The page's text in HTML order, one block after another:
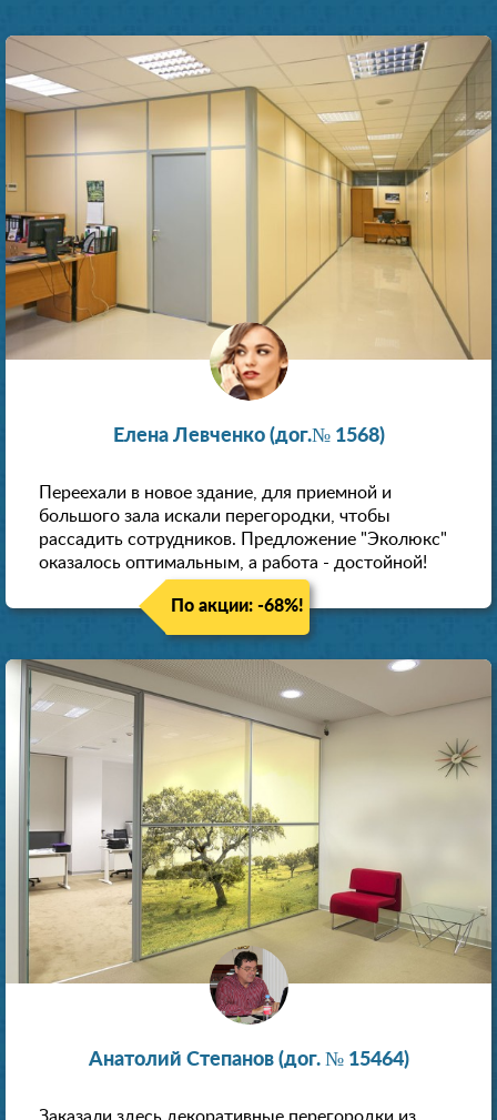
Елена Левченко (дог.№ 1568)
Переехали в новое здание, для приемной и
большого зала искали перегородки, чтобы
рассадить сотрудников. Предложение "Эколюкс"
оказалось оптимальным, а работа - достойной!
По акции: -68%!
Анатолий Степанов (дог. № 15464)